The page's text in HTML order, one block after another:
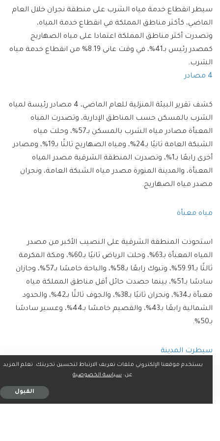
سيطر انقطاع خدمة مياه الشرب على منطقة نجران خلال العام
الماضي، كأكثر مناطق المملكة في انقطاع خدمة المياه،
وتصدرت أكثر مناطق المملكة اعتمادا على مياه الصهاريج
كمصدر رئيس بـ41%، في وقت عانى 8.19% من انقطاع خدمة مياه
الشرب.
4 مصادر
كشف تقرير البيئة المنزلية للعام الماضي، 4 مصادر رئيسة لمياه
الشرب بالمسكن حسب المناطق الإدارية، وتصدرت المياه
المعبأة مصادر مياه الشرب بالمسكن بـ57%، وحلت مياه
الشبكة العامة ثانيًا بـ24%، ومياه الصهاريج ثالثًا بـ19%، ومصادر
أخرى رابعًا بـ1%، وتصدرت المنطقة الشرقية مصدر المياه
المعبأة، والمدينة المنورة مصدر مياه الشبكة العامة، ونجران
مصدر مياه الصهاريج.
مياه معبأة
استحوذت المنطقة الشرقية على النصيب الأكبر من مصدر
المياه المعبأة بـ63%، وحلت الرياض ثانيًا بـ60%، ومكة المكرمة
ثالثًا بـ59.91%، وتبوك رابعًا بـ58%، والباحة خامسًا بـ57%، وجازان
سادسًا بـ51%، بينما حصدت حائل أقل مناطق المملكة مياه
معبأة بـ34%، ونجران ثانيًا بـ38%، والجوف ثالثًا بـ42%، والحدود
الشمالية رابعًا بـ43%، والقصيم خامسًا بـ44%، وعسير سادسًا
بـ50%.
سيطرت المدينة
المملكة بـ35%، وحلت حائل ثانيًا بـ33%، والقصيم ثالثًا بـ31%،
يستخدم موقعنا الإلكتروني ملفات تعريف الارتباط لتحسين تجربتك. تعلم المزيد
عن: سياسة الخصوصية
القبول